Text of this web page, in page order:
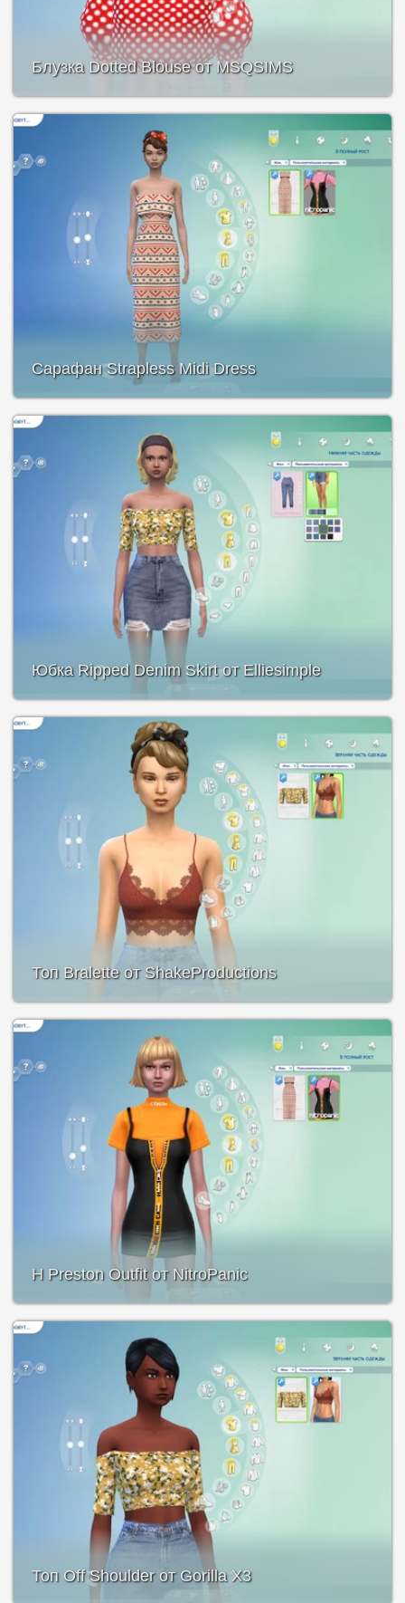
Блузка Dotted Blouse от MSQSIMS
Сарафан Strapless Midi Dress
Юбка Ripped Denim Skirt от Elliesimple
Топ Bralette от ShakeProductions
H Preston Outfit от NitroPanic
Топ Off Shoulder от Gorilla X3